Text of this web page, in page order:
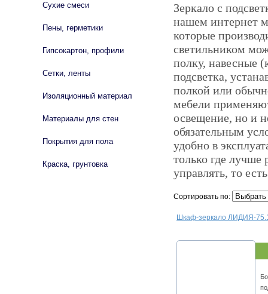
Зеркало с
нашем интернет
которые
светильником
полку, навесные
подсветка,
полкой или
мебели
освещение, но и
обязательным
удобно в
только где
управлять, то
Сортировать по:
Шкаф-зеркало ЛИДИЯ-
Сухие смеси
Пены, герметики
Гипсокартон, профили
Сетки, ленты
Изоляционный материал
Материалы для стен
Покрытия для пола
Краска, грунтовка